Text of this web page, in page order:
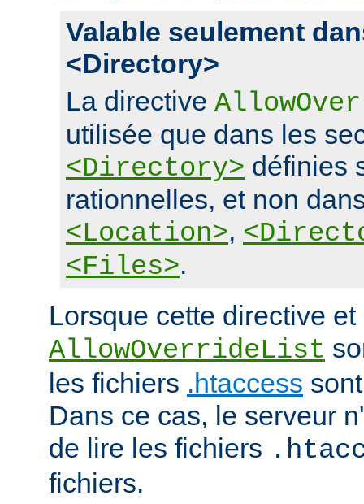
Valable seulement
<Directory>
La directive
utilisée que dans les
<Directory> définies
rationnelles, et non
<Location>,
<Files>.
Lorsque cette directive
AllowOverrideList
les fichiers .htaccess
Dans ce cas, le serveur
de lire les fichiers
fichiers.